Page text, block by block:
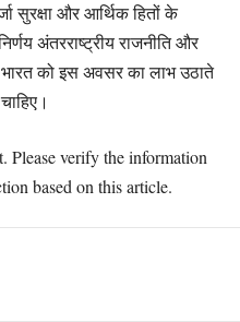
सुरक्षा और आर्थिक हितों के
अंतरराष्ट्रीय राजनीति और
को इस अवसर का लाभ उठाते
Please verify the information
based on this article.